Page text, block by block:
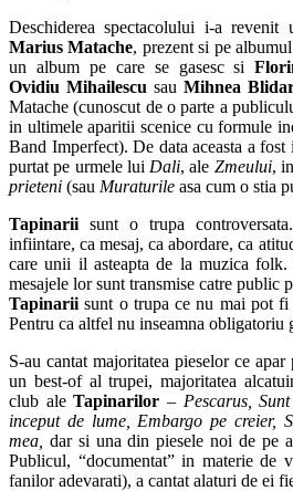
Deschiderea spectacolului i-a revenit
Marius Matache, prezent si pe
un album pe care se gasesc si
Ovidiu Mihailescu sau Mihnea
Matache (cunoscut de o parte a
in ultimele aparitii scenice cu formule
Band Imperfect). De data aceasta a fost
purtat pe urmele lui Dali, ale Zmeului,
prieteni (sau Muraturile asa cum o stia
Tapinarii sunt o trupa
infiintare, ca mesaj, ca abordare, ca
care unii il asteapta de la muzica
mesajele lor sunt transmise catre public
Tapinarii sunt o trupa ce nu mai pot
Pentru ca altfel nu inseamna obligatoriu
S-au cantat majoritatea pieselor ce
un best-of al trupei, majoritatea
club aleTapinarilor – Pescarus,
inceput de lume,
Embargo pe creier,
mea, dar si una din piesele noi de pe
Publicul, “documentat” in materie de
fanilor adevarati), a cantat alaturi de ei